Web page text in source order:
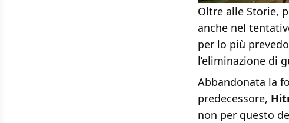
Oltre alle Storie,
anche nel
per lo più
l’eliminazione di
Abbandonata la
predecessore,
non per questo